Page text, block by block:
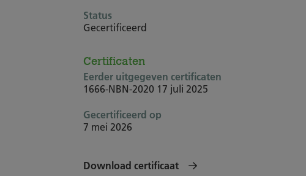
Status
Gecertificeerd
Certificaten
Eerder uitgegeven certificaten
1666-NBN-2020 17 juli 2025
Gecertificeerd op
7 mei 2026
Download certificaat